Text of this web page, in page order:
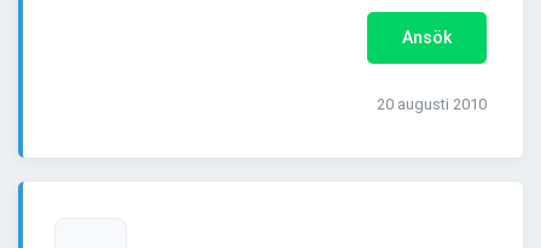
Ansök
20 augusti 2010